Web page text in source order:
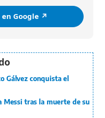
en Google ↗️
Gálvez conquista el
tras la muerte de su